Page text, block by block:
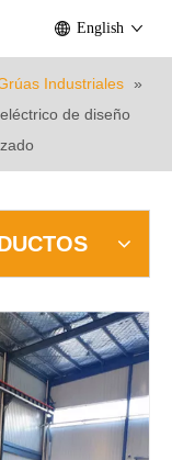
English
Industriales »
de diseño